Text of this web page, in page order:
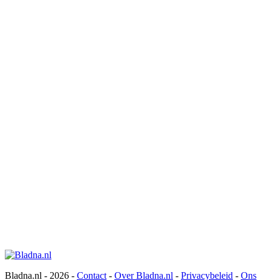
Bladna.nl - 2026 - Contact - Over Bladna.nl - Privacybeleid - Ons